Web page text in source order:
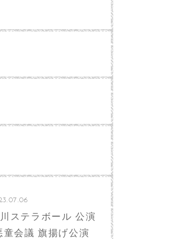
ステラボール 公演
童会議 旗揚げ公演